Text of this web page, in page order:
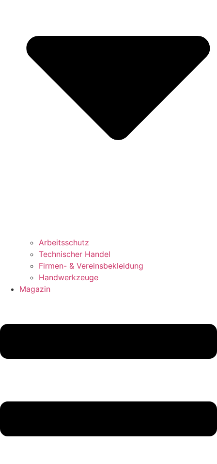
Arbeitsschutz
Technischer Handel
Firmen- & Vereinsbekleidung
Handwerkzeuge
Magazin